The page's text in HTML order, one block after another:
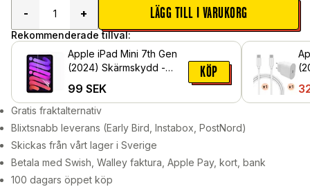
-
+ LÄGG TILL I VARUKORG
Rekommenderade tillval:
Apple iPad Mini 7th Gen
(2024) Skärmskydd -
99 SEK
KÖP
Gratis fraktalternativ
Blixtsnabb leverans (Early Bird, Instabox, PostNord)
Skickas från vårt lager i Sverige
Betala med Swish, Walley faktura, Apple Pay, kort, bank
100 dagars öppet köp